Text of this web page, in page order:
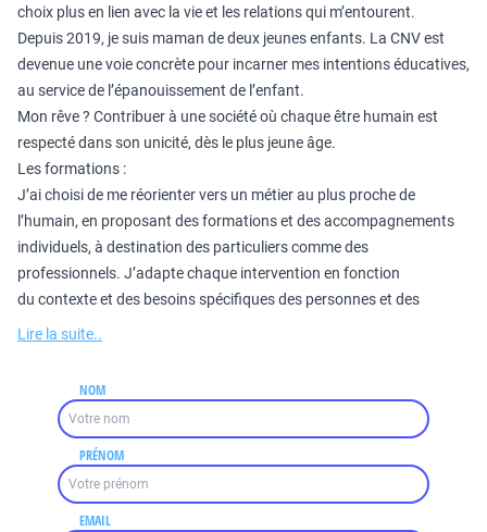
choix plus en lien avec la vie et les relations qui m’entourent.
Depuis 2019, je suis maman de deux jeunes enfants. La CNV est
devenue une voie concrète pour incarner mes intentions éducatives,
au service de l’épanouissement de l’enfant.
Mon rêve ? Contribuer à une société où chaque être humain est
respecté dans son unicité, dès le plus jeune âge.
Les formations :
J’ai choisi de me réorienter vers un métier au plus proche de
l’humain, en proposant des formations et des accompagnements
individuels, à destination des particuliers comme des
professionnels. J’adapte chaque intervention en fonction
du contexte et des besoins spécifiques des personnes et des
Lire la suite..
NOM
PRÉNOM
EMAIL